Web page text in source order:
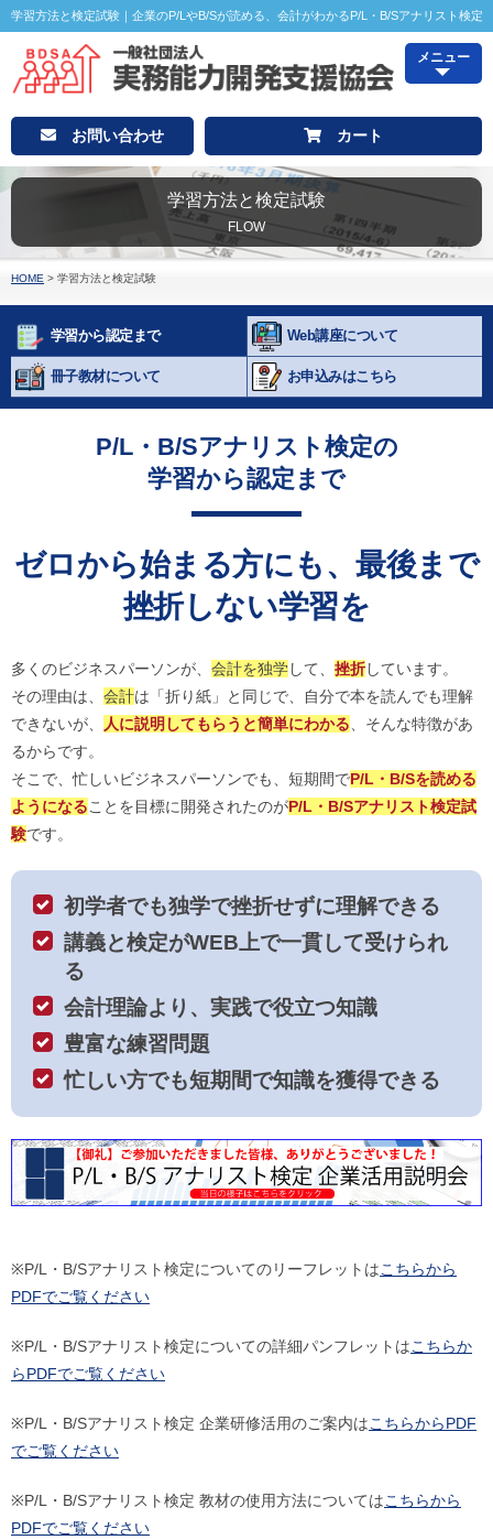
学習方法と検定試験｜企業のP/LやB/Sが読める、会計がわかるP/L・B/Sアナリスト検定
メニュー
お問い合わせ カート
学習方法と検定試験
FLOW
HOME > 学習方法と検定試験
学習から認定まで Web講座について
冊子教材について お申込みはこちら
P/L・B/Sアナリスト検定の
学習から認定まで
ゼロから始まる方にも、最後まで
挫折しない学習を
多くのビジネスパーソンが、 会計を独学して、 挫折しています。
その理由は、 会計は「折り紙」と同じで、自分で本を読んでも理解
できないが、
人に説明してもらうと簡単にわかる 、そんな特徴があ
るからです。
そこで、忙しいビジネスパーソンでも、短期間でP/L・B/Sを読める
ようになることを目標に開発されたのがP/L・B/Sアナリスト検定試
験です。
初学者でも独学で挫折せずに理解できる
講義と検定がWEB上で一貫して受けられ
る
会計理論より、実践で役立つ知識
豊富な練習問題
忙しい方でも短期間で知識を獲得できる
※P/L・B/Sアナリスト検定についてのリーフレットはこちらから
PDFでご覧ください
※P/L・B/Sアナリスト検定についての詳細パンフレットはこちらか
らPDFでご覧ください
※P/L・B/Sアナリスト検定 企業研修活用のご案内はこちらからPDF
でご覧ください
※P/L・B/Sアナリスト検定 教材の使用方法についてはこちらから
PDFでご覧ください